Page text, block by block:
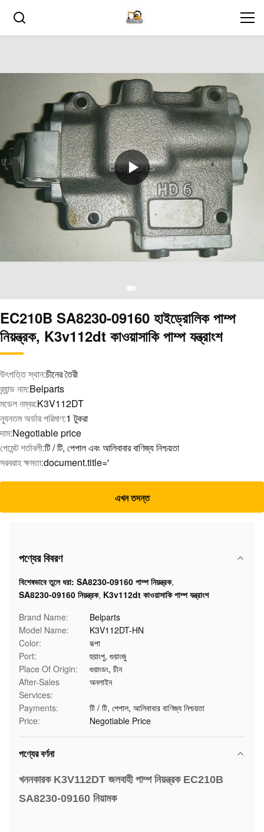
EC210B SA8230-09160 হাইড্রোলিক পাম্প
নিয়ন্ত্রক, K3v112dt কাওয়াসাকি পাম্প যন্ত্রাংশ
উৎপত্তি স্থান:চীনের তৈরী
ব্র্যান্ড নাম:Belparts
মডেল নম্বর:K3V112DT
ন্যূনতম অর্ডার পরিমাণ:1 টুকরা
দাম:Negotiable price
পেমেন্ট শর্তাবলী:টি / টি, পেপাল এবং আলিবাবার বাণিজ্য নিশ্চয়তা
সরবরাহ ক্ষমতা:document.title='
এখন তদন্ত
পণ্যের বিবরণ
বিশেষভাবে তুলে ধরা: SA8230-09160 পাম্প নিয়ন্ত্রক,
SA8230-09160 নিয়ন্ত্রক, K3v112dt কাওয়াসাকি পাম্প যন্ত্রাংশ
Brand Name:
Belparts
Model Name:
K3V112DT-HN
Color:
রূপা
Port:
হুয়াংপু, গুয়াংজু
Place Of Origin:
গুয়াংডং, চীন
After-Sales
Services:
অনলাইন
Payments:
টি / টি, পেপাল, আলিবাবার বাণিজ্য নিশ্চয়তা
Price:
Negotiable Price
পণ্যের বর্ণনা
খননকারক K3V112DT জলবাহী পাম্প নিয়ন্ত্রক EC210B
SA8230-09160 নিয়ামক